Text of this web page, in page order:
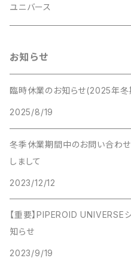
ネコシリーズ
初音ミクシリーズ
ユニバース
お知らせ
臨時休業のお知らせ(2025年冬
2025/8/19
冬季休業期間中のお問い合わ
しまして
2023/12/12
【重要】PIPEROID UNIVERSE
知らせ
2023/9/19